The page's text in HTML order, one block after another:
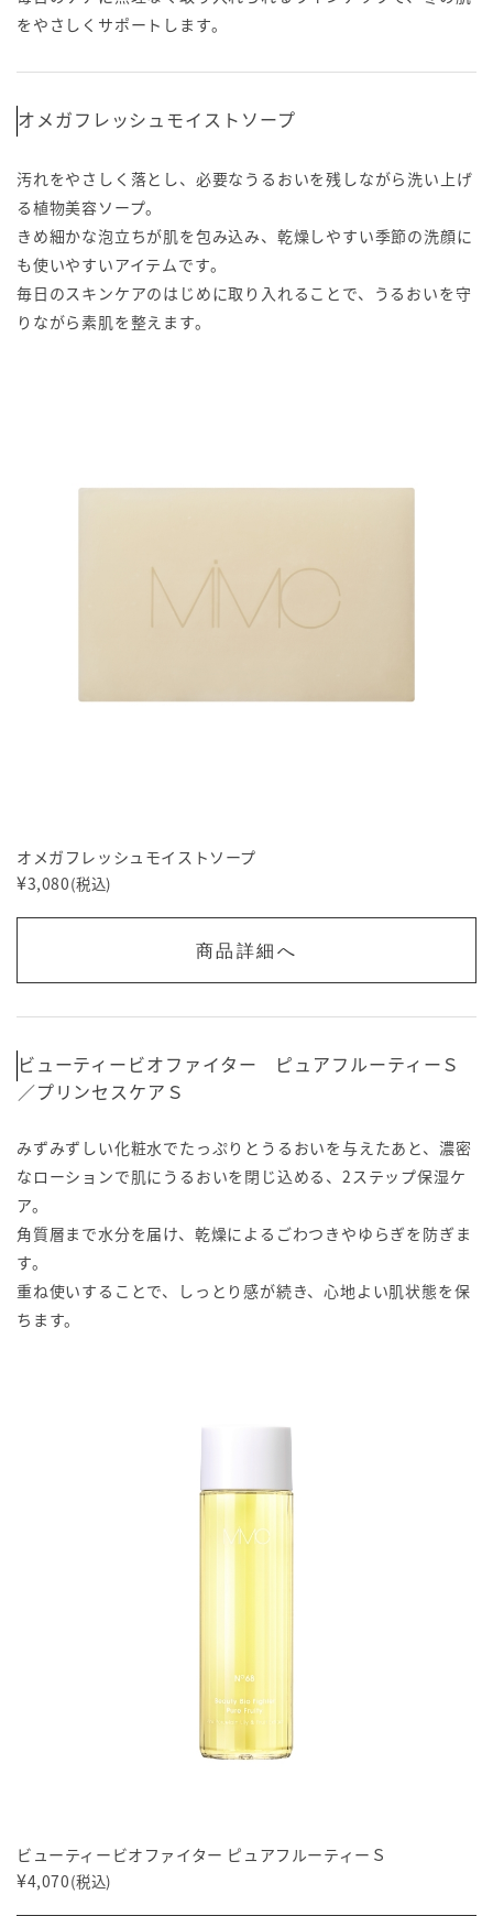
をやさしくサポートします。
オメガフレッシュモイストソープ
汚れをやさしく落とし、必要なうるおいを残しながら洗い上げ
る植物美容ソープ。
きめ細かな泡立ちが肌を包み込み、乾燥しやすい季節の洗顔に
も使いやすいアイテムです。
毎日のスキンケアのはじめに取り入れることで、うるおいを守
りながら素肌を整えます。
オメガフレッシュモイストソープ
¥3,080(税込)
商品詳細へ
ビューティービオファイター ピュアフルーティーＳ
／プリンセスケアＳ
みずみずしい化粧水でたっぷりとうるおいを与えたあと、濃密
なローションで肌にうるおいを閉じ込める、2ステップ保湿ケ
ア。
角質層まで水分を届け、乾燥によるごわつきやゆらぎを防ぎま
す。
重ね使いすることで、しっとり感が続き、心地よい肌状態を保
ちます。
ビューティービオファイター ピュアフルーティーＳ
¥4,070(税込)